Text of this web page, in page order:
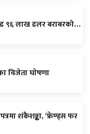
९६ लाख डलर बराबरको…
विजेता घाेषणा
शंकैशङ्का, ‘फ्रेण्ड्स फर